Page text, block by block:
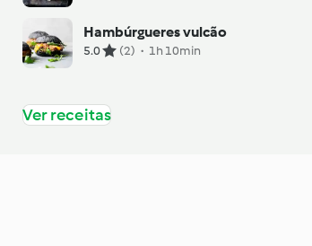
Hambúrgueres vulcão
5.0 (2) · 1h 10min
Ver receitas